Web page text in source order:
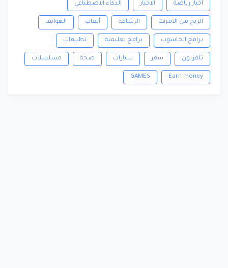
أخبار رياضة الاخبار الذكاء الاصطناعي
الربح من الانترنت الرشاقة ألعاب الهواتف
برامج الحاسوب برامج تعليمية تطبيقات
تلفزيون سفر سيارات صحة مسلسلات
Earn money
GAMES